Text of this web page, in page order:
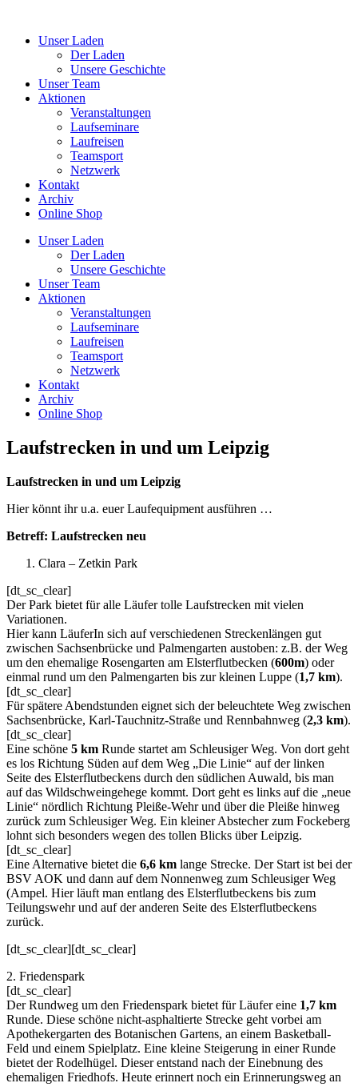
Unser Laden
Der Laden
Unsere Geschichte
Unser Team
Aktionen
Veranstaltungen
Laufseminare
Laufreisen
Teamsport
Netzwerk
Kontakt
Archiv
Online Shop
Unser Laden
Der Laden
Unsere Geschichte
Unser Team
Aktionen
Veranstaltungen
Laufseminare
Laufreisen
Teamsport
Netzwerk
Kontakt
Archiv
Online Shop
Laufstrecken in und um Leipzig
Laufstrecken in und um Leipzig
Hier könnt ihr u.a. euer Laufequipment ausführen …
Betreff: Laufstrecken neu
Clara – Zetkin Park
[dt_sc_clear]
Der Park bietet für alle Läufer tolle Laufstrecken mit vielen
Variationen.
Hier kann LäuferIn sich auf verschiedenen Streckenlängen gut
zwischen Sachsenbrücke und Palmengarten austoben: z.B. der Weg
um den ehemalige Rosengarten am Elsterflutbecken (600m) oder
einmal rund um den Palmengarten bis zur kleinen Luppe (1,7 km).
[dt_sc_clear]
Für spätere Abendstunden eignet sich der beleuchtete Weg zwischen
Sachsenbrücke, Karl-Tauchnitz-Straße und Rennbahnweg (2,3 km).
[dt_sc_clear]
Eine schöne 5 km Runde startet am Schleusiger Weg. Von dort geht
es los Richtung Süden auf dem Weg „Die Linie“ auf der linken
Seite des Elsterflutbeckens durch den südlichen Auwald, bis man
auf das Wildschweingehege kommt. Dort geht es links auf die „neue
Linie“ nördlich Richtung Pleiße-Wehr und über die Pleiße hinweg
zurück zum Schleusiger Weg. Ein kleiner Abstecher zum Fockeberg
lohnt sich besonders wegen des tollen Blicks über Leipzig.
[dt_sc_clear]
Eine Alternative bietet die 6,6 km lange Strecke. Der Start ist bei der
BSV AOK und dann auf dem Nonnenweg zum Schleusiger Weg
(Ampel. Hier läuft man entlang des Elsterflutbeckens bis zum
Teilungswehr und auf der anderen Seite des Elsterflutbeckens
zurück.
[dt_sc_clear][dt_sc_clear]
2. Friedenspark
[dt_sc_clear]
Der Rundweg um den Friedenspark bietet für Läufer eine 1,7 km
Runde. Diese schöne nicht-asphaltierte Strecke geht vorbei am
Apothekergarten des Botanischen Gartens, an einem Basketball-
Feld und einem Spielplatz. Eine kleine Steigerung in einer Runde
bietet der Rodelhügel. Dieser entstand nach der Einebnung des
ehemaligen Friedhofs. Heute erinnert noch ein Erinnerungsweg an